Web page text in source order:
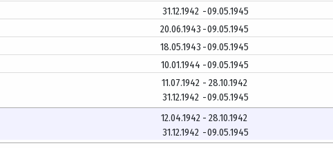
31.12.1942 -09.05.1945
20.06.1943 -09.05.1945
18.05.1943 -09.05.1945
10.01.1944 -09.05.1945
11.07.1942 - 28.10.1942
31.12.1942 -09.05.1945
12.04.1942 - 28.10.1942
31.12.1942 -09.05.1945